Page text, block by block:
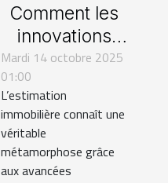
Comment les
innovations
technologiques
révolutionnent-
elles
l'estimation
immobilière ?
Mardi 14 octobre 2025
01:00
L’estimation
immobilière connaît une
véritable
métamorphose grâce
aux avancées